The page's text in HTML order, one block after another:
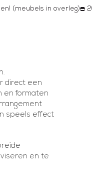
(meubels in overleg)
direct een
en formaten
speels effect
en te